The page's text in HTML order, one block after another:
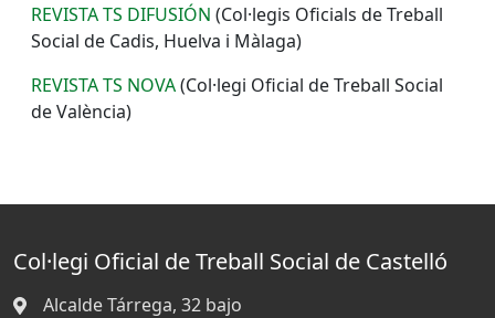
REVISTA TS DIFUSIÓN (Col·legis Oficials de Treball
Social de Cadis, Huelva i Màlaga)
REVISTA TS NOVA(Col·legi Oficial de Treball Social
de València)
Col·legi Oficial de Treball Social de Castelló
Alcalde Tárrega, 32 bajo